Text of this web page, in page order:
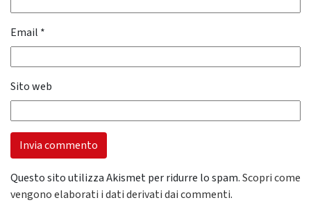
Email *
Sito web
Questo sito utilizza Akismet per ridurre lo spam.Scopri come
vengono elaborati i dati derivati dai commenti.